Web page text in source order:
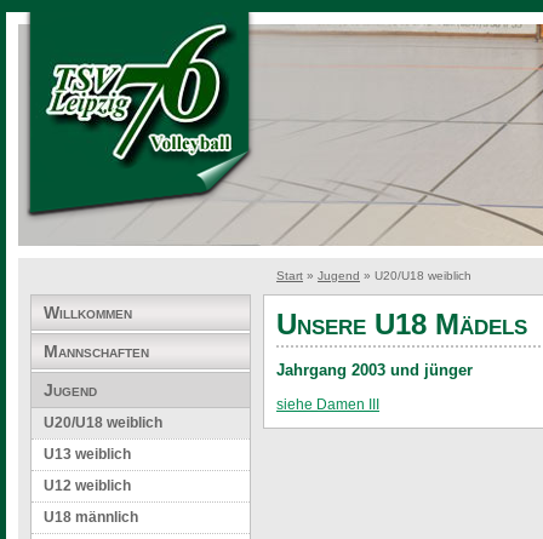
Start » Jugend » U20/U18 weiblich
Willkommen
Mannschaften
Jugend
U20/U18 weiblich
U13 weiblich
U12 weiblich
U18 männlich
Unsere U18 Mädels
Jahrgang 2003 und jünger
siehe Damen III